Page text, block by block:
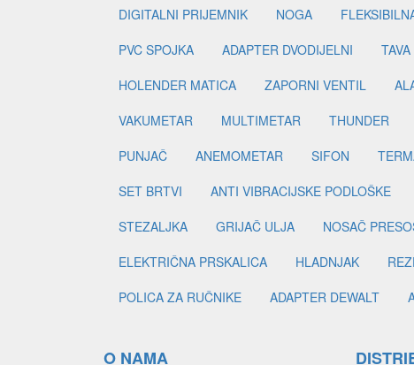
DIGITALNI PRIJEMNIK
NOGA
PVC SPOJKA
ADAPTER DVODIJELNI
HOLENDER MATICA
ZAPORNI VENTIL
VAKUMETAR
MULTIMETAR THUNDER
PUNJAČ
ANEMOMETAR SIFON
SET BRTVI
ANTI VIBRACIJSKE PODLOŠKE
STEZALJKA
GRIJAČ ULJA NOSAČ
ELEKTRIČNA PRSKALICA
HLADNJAK
POLICA ZA RUČNIKE
ADAPTER DEWALT
O NAMA